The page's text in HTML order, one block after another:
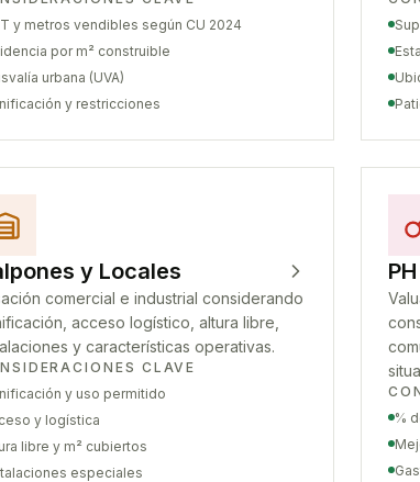
y metros vendibles según CU 2024
por m² construible
urbana (UVA)
y restricciones
y Locales
comercial e industrial considerando
acceso logístico, altura libre,
y características operativas.
CLAVE
y uso permitido
y logística
libre y m² cubiertos
especiales
%